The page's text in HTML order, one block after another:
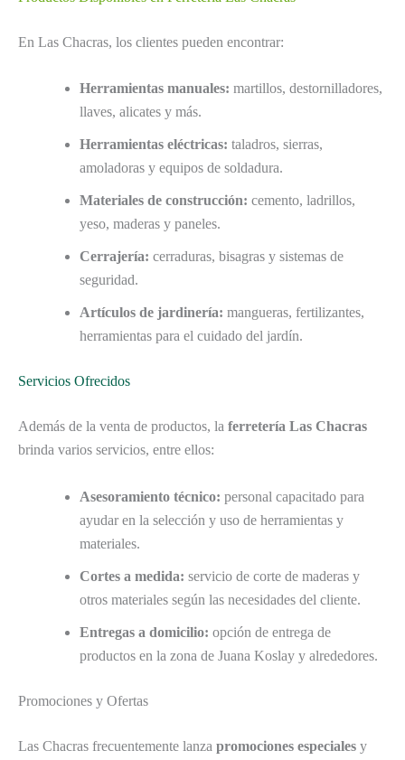
En Las Chacras, los clientes pueden encontrar:
Herramientas manuales: martillos, destornilladores,
llaves, alicates y más.
Herramientas eléctricas: taladros, sierras,
amoladoras y equipos de soldadura.
Materiales de construcción: cemento, ladrillos,
yeso, maderas y paneles.
Cerrajería: cerraduras, bisagras y sistemas de
seguridad.
Artículos de jardinería: mangueras, fertilizantes,
herramientas para el cuidado del jardín.
Servicios Ofrecidos
Además de la venta de productos, la ferretería Las Chacras
brinda varios servicios, entre ellos:
Asesoramiento técnico: personal capacitado para
ayudar en la selección y uso de herramientas y
materiales.
Cortes a medida: servicio de corte de maderas y
otros materiales según las necesidades del cliente.
Entregas a domicilio: opción de entrega de
productos en la zona de Juana Koslay y alrededores.
Promociones y Ofertas
Las Chacras frecuentemente lanza promociones especiales y